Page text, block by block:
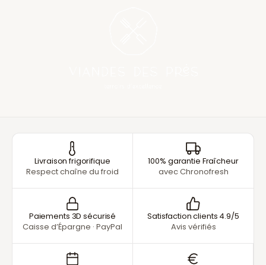
Livraison frigorifique
Respect chaîne du froid
100% garantie Fraîcheur
avec Chronofresh
Paiements 3D sécurisé
Caisse d’Épargne · PayPal
Satisfaction clients 4.9/5
Avis vérifiés